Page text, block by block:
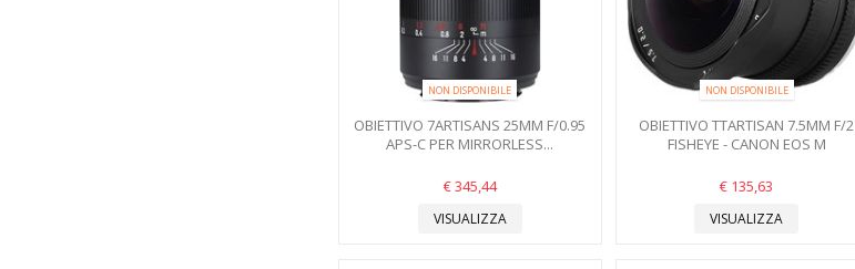
NON DISPONIBILE
OBIETTIVO 7ARTISANS 25MM F/0.95
APS-C PER MIRRORLESS...
€ 345,44
VISUALIZZA
NON DISPONIBILE
OBIETTIVO TTARTISAN 7.5MM F/2
FISHEYE - CANON EOS M
€ 135,63
VISUALIZZA